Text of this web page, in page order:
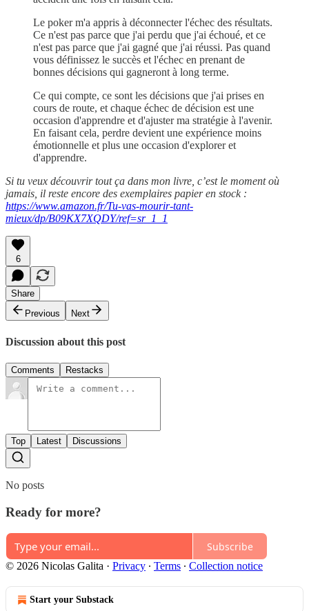
Le poker m'a appris à déconnecter l'échec des résultats.
Ce n'est pas parce que j'ai perdu que j'ai échoué, et ce
n'est pas parce que j'ai gagné que j'ai réussi. Pas quand
vous définissez le succès et l'échec en prenant de
bonnes décisions qui gagneront à long terme.
Ce qui compte, ce sont les décisions que j'ai prises en
cours de route, et chaque échec de décision est une
occasion d'apprendre et d'ajuster ma stratégie à l'avenir.
En faisant cela, perdre devient une expérience moins
émotionnelle et plus une occasion d'explorer et
d'apprendre.
Si tu veux découvrir tout ça dans mon livre, c’est le moment où
jamais, il reste encore des exemplaires papier en stock :
https://www.amazon.fr/Tu-vas-mourir-tant-
mieux/dp/B09KX7XQDY/ref=sr_1_1
6
Share
Previous
Next
Discussion about this post
Comments Restacks
Top Latest Discussions
No posts
Ready for more?
Subscribe
© 2026 Nicolas Galita · Privacy ∙ Terms ∙ Collection notice
Start your Substack